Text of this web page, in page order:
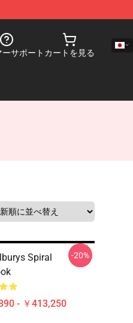
サポート カートを見る
Spiral
- ￥413,250
-20%